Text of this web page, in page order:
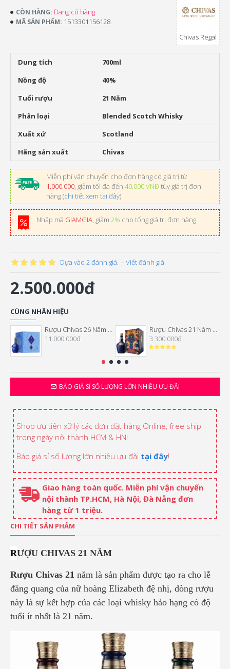
Dung tích
700ml
Nồng độ
40%
Tuổi rượu
21 Năm
Phân loại
Blended Scotch Whisky
Xuất xứ
Scotland
Hãng sản xuất
Chivas
Miễn phí vận chuyển cho đơn hàng có giá trị từ
1.000.000, giảm tối đa đến 40.000 VNĐtùy giá trị đơn
hàng (chi tiết xem tại đây).
Nhập mã GIAMGIA, giảm 2% cho tổng giá trị đơn hàng
CÒN HÀNG: Đang có hàng
MÃ SẢN PHẨM: 1513301156128
Chivas Regal
Dựa vào 2 đánh giá. - Viết đánh giá
2.500.000đ
BÁO GIÁ SỈ SỐ LƯỢNG LỚN NHIỀU ƯU ĐÃI
CÙNG NHÃN HIỆU
Rượu Chivas 26 Năm Hộp Quà Tết 2026
11.000.000đ
Rượu Chivas 21 Năm Hộp Quà Tết 2026
3.300.000đ
Shop ưu tiên xữ lý các đơn đặt hàng Online, free ship
trong ngày nội thành HCM & HN!
Báo giá sỉ số lượng lớn nhiều ưu đãi tại đây!
Giao hàng toàn quốc. Miễn phí vận chuyển
nội thành TP.HCM, Hà Nội, Đà Nẵng đơn
hàng từ 1 triệu.
CHI TIẾT SẢN PHẨM
RƯỢU CHIVAS 21 NĂM
Rượu Chivas 21 năm là sản phẩm được tạo ra cho lễ
đăng quang của nữ hoàng Elizabeth đệ nhị, dòng rượu
này là sự kết hợp của các loại whisky hảo hạng có độ
tuổi ít nhất là 21 năm.